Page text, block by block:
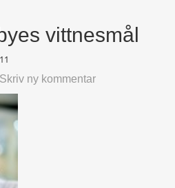
vittnesmål
Skriv ny kommentar